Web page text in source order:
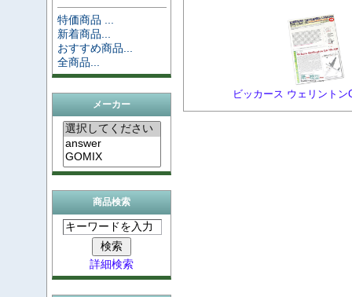
特価商品 ...
新着商品...
おすすめ商品...
全商品...
メーカー
商品検索
詳細検索
ビッカース ウェリント